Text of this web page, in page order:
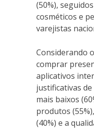
(50%),
cosméticos e
varejistas
Considerando
comprar
aplicativos
justificativas
mais baixos
produtos
(40%) e a